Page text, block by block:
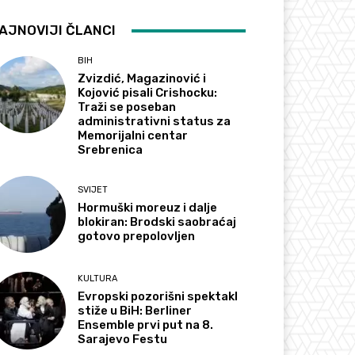
ČLANCI
BIH
Zvizdić, Magazinović i
Kojović pisali Crishocku:
Traži se poseban
administrativni status za
Memorijalni centar
Srebrenica
SVIJET
Hormuški moreuz i dalje
blokiran: Brodski saobraćaj
gotovo prepolovljen
KULTURA
Evropski pozorišni spektakl
stiže u BiH: Berliner
Ensemble prvi put na 8.
Sarajevo Festu